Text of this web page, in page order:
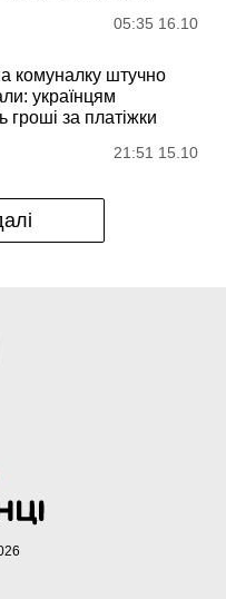
05:35 16.10
комуналку штучно
українцям
гроші за платіжки
21:51 15.10